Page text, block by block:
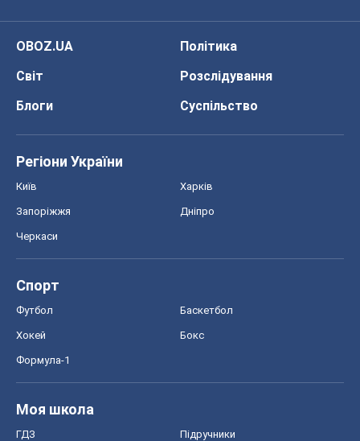
OBOZ.UA
Політика
Світ
Розслідування
Блоги
Суспільство
Регіони України
Київ Харків
Запоріжжя Дніпро
Черкаси
Спорт
Футбол Баскетбол
Хокей Бокс
Формула-1
Моя школа
ГДЗ Підручники